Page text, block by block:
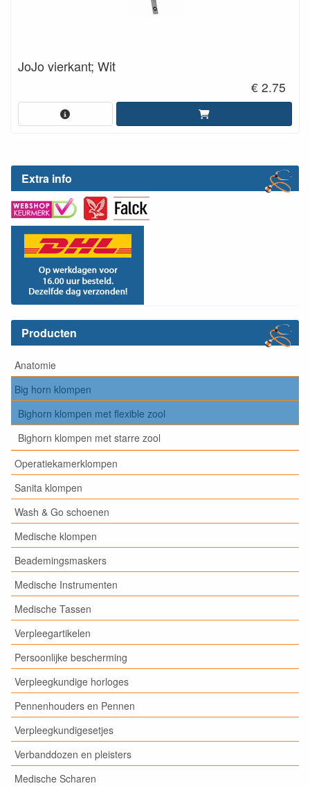
Extra info
Producten
Anatomie
Big horn klompen
Bighorn klompen met flexible zool
Bighorn klompen met starre zool
Operatiekamerklompen
Sanita klompen
Wash & Go schoenen
Medische klompen
Beademingsmaskers
Medische Instrumenten
Medische Tassen
Verpleegartikelen
Persoonlijke bescherming
Verpleegkundige horloges
Pennenhouders en Pennen
Verpleegkundigesetjes
Verbanddozen en pleisters
Medische Scharen
JoJo vierkant; Wit
€ 2.75